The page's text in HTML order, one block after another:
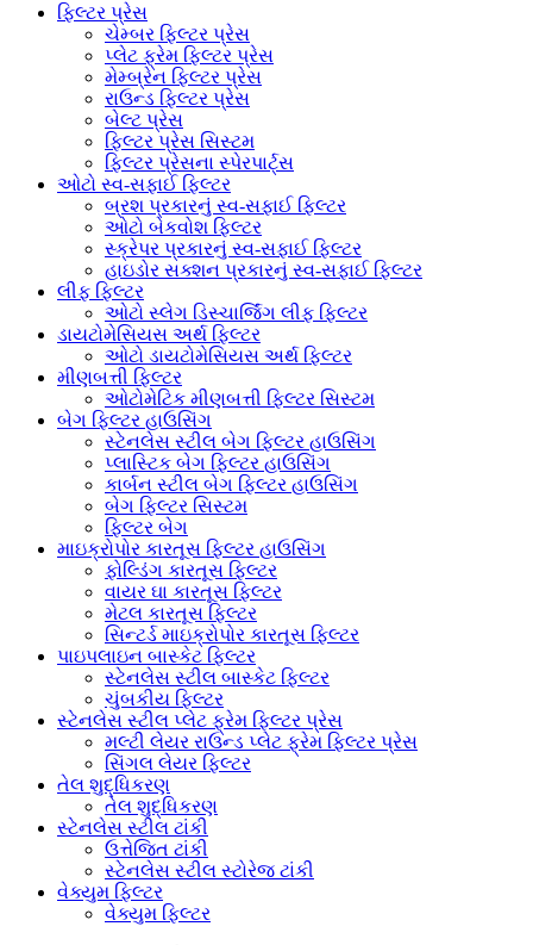
ફિલ્ટર પ્રેસ
ચેમ્બર ફિલ્ટર પ્રેસ
પ્લેટ ફ્રેમ ફિલ્ટર પ્રેસ
મેમ્બ્રેન ફિલ્ટર પ્રેસ
રાઉન્ડ ફિલ્ટર પ્રેસ
બેલ્ટ પ્રેસ
ફિલ્ટર પ્રેસ સિસ્ટમ
ફિલ્ટર પ્રેસના સ્પેરપાર્ટ્સ
ઓટો સ્વ-સફાઈ ફિલ્ટર
બ્રશ પ્રકારનું સ્વ-સફાઈ ફિલ્ટર
ઓટો બેકવોશ ફિલ્ટર
સ્ક્રેપર પ્રકારનું સ્વ-સફાઈ ફિલ્ટર
હાઇડોર સક્શન પ્રકારનું સ્વ-સફાઈ ફિલ્ટર
લીફ ફિલ્ટર
ઓટો સ્લેગ ડિસ્ચાર્જિંગ લીફ ફિલ્ટર
ડાયટોમેસિયસ અર્થ ફિલ્ટર
ઓટો ડાયટોમેસિયસ અર્થ ફિલ્ટર
મીણબત્તી ફિલ્ટર
ઓટોમેટિક મીણબત્તી ફિલ્ટર સિસ્ટમ
બેગ ફિલ્ટર હાઉસિંગ
સ્ટેનલેસ સ્ટીલ બેગ ફિલ્ટર હાઉસિંગ
પ્લાસ્ટિક બેગ ફિલ્ટર હાઉસિંગ
કાર્બન સ્ટીલ બેગ ફિલ્ટર હાઉસિંગ
બેગ ફિલ્ટર સિસ્ટમ
ફિલ્ટર બેગ
માઇક્રોપોર કારતૂસ ફિલ્ટર હાઉસિંગ
ફોલ્ડિંગ કારતૂસ ફિલ્ટર
વાયર ઘા કારતૂસ ફિલ્ટર
મેટલ કારતૂસ ફિલ્ટર
સિન્ટર્ડ માઇક્રોપોર કારતૂસ ફિલ્ટર
પાઇપલાઇન બાસ્કેટ ફિલ્ટર
સ્ટેનલેસ સ્ટીલ બાસ્કેટ ફિલ્ટર
ચુંબકીય ફિલ્ટર
સ્ટેનલેસ સ્ટીલ પ્લેટ ફ્રેમ ફિલ્ટર પ્રેસ
મલ્ટી લેયર રાઉન્ડ પ્લેટ ફ્રેમ ફિલ્ટર પ્રેસ
સિંગલ લેયર ફિલ્ટર
તેલ શુદ્ધિકરણ
તેલ શુદ્ધિકરણ
સ્ટેનલેસ સ્ટીલ ટાંકી
ઉત્તેજિત ટાંકી
સ્ટેનલેસ સ્ટીલ સ્ટોરેજ ટાંકી
વેક્યુમ ફિલ્ટર
વેક્યુમ ફિલ્ટર